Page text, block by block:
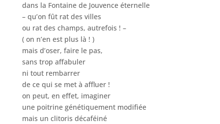
dans la Fontaine de Jouvence éternelle
– qu’on fût rat des villes
ou rat des champs, autrefois ! –
( on n’en est plus là ! )
mais d’oser, faire le pas,
sans trop affabuler
ni tout rembarrer
de ce qui se met à affluer !
on peut, en effet, imaginer
une poitrine génétiquement modifiée
mais un clitoris décaféiné